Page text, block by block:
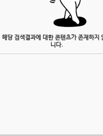
해당 검색결과에 대한 콘텐츠가 존재하지
니다.